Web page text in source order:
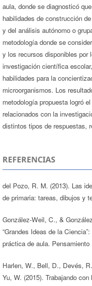
aula, donde se diagnosticó
habilidades de construcción
y del análisis autónomo o
metodología donde se
y los recursos disponibles por
investigación científica
habilidades para la
microorganismos. Los
metodología propuesta logró
relacionados con la
distintos tipos de respuestas,
REFERENCIAS
del Pozo, R. M. (2013). Las
de primaria: tareas, dibujos y
González-Weil, C., &
“Grandes Ideas de la
práctica de aula.
Harlen, W., Bell, D., Devés,
Yu, W. (2015). Trabajando